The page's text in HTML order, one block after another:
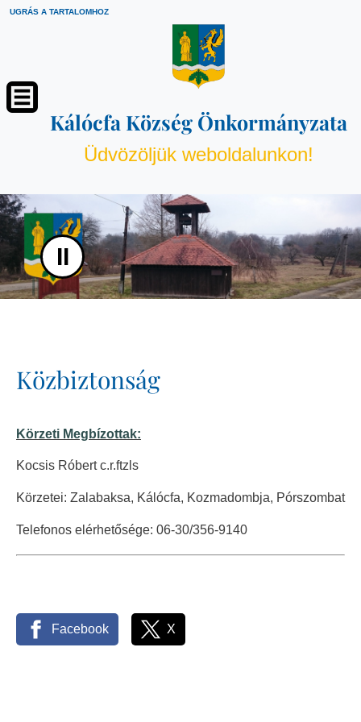
UGRÁS A TARTALOMHOZ
Kálócfa Község Önkormányzata
Üdvözöljük weboldalunkon!
II
Közbiztonság
Körzeti Megbízottak:
Kocsis Róbert c.r.ftzls
Körzetei: Zalabaksa, Kálócfa, Kozmadombja, Pórszombat
Telefonos elérhetősége: 06-30/356-9140
Facebook X